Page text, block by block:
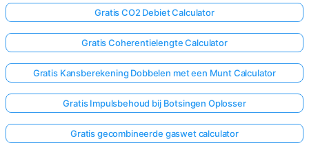
Gratis CO2 Debiet Calculator
Gratis Coherentielengte Calculator
Gratis Kansberekening Dobbelen met een Munt Calculator
Gratis Impulsbehoud bij Botsingen Oplosser
Gratis gecombineerde gaswet calculator